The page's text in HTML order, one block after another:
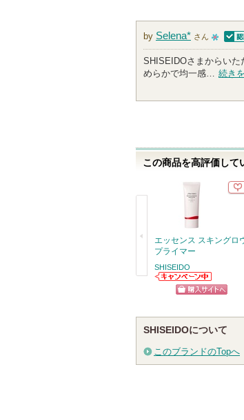
by Selena* さん
1
0
人
ン
バ
録
て
い
ま
認証
SHISEIDOさまからいた
めらかで均一感… 続き
この商品を高評価して
エッセンス スキングロ
プライマー
SHISEIDO
SHISEIDOから
のお知らせがあ
SHISEIDOについて
このブランドのTopへ